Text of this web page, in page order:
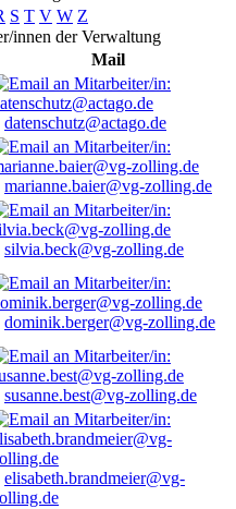
S T V W Z
innen der Verwaltung
Mail
datenschutz@actago.de
marianne.baier@vg-zolling.de
silvia.beck@vg-zolling.de
dominik.berger@vg-zolling.de
susanne.best@vg-zolling.de
elisabeth.brandmeier@vg-